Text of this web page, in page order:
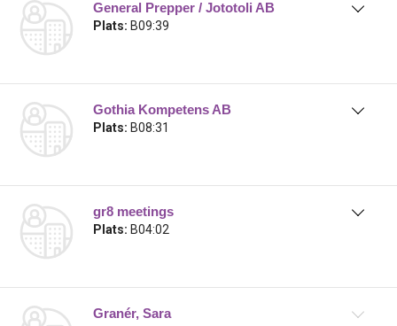
General Prepper / Jototoli AB
Plats: B09:39
Gothia Kompetens AB
Plats: B08:31
gr8 meetings
Plats: B04:02
Granér, Sara